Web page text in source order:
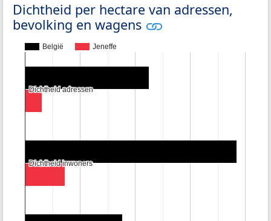
Dichtheid per hectare van adressen,
bevolking en wagens
België Jeneffe
Dichtheid adressen
Dichtheid adressen
Dichtheid inwoners
Dichtheid inwoners